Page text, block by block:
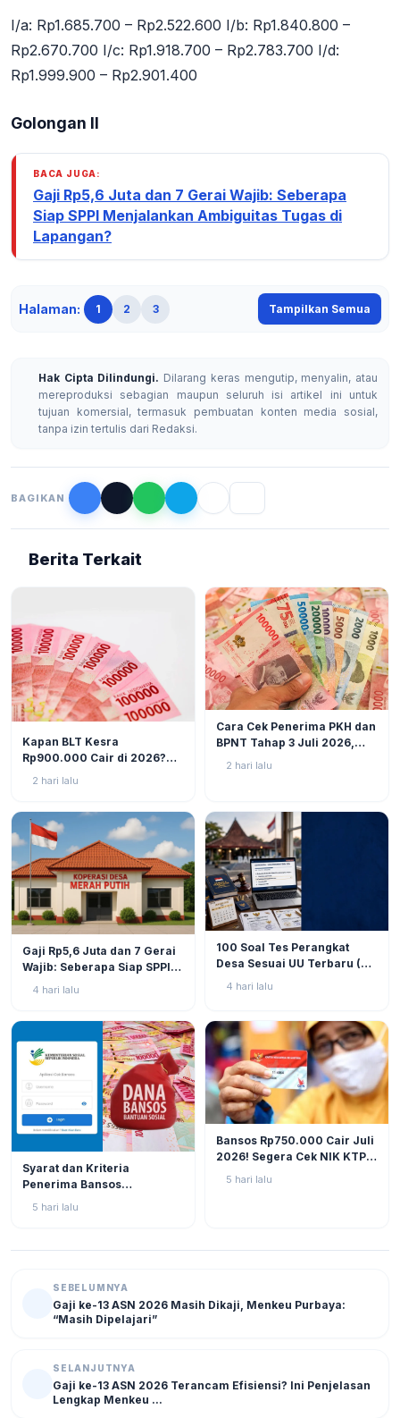
I/a: Rp1.685.700 – Rp2.522.600 I/b: Rp1.840.800 –
Rp2.670.700 I/c: Rp1.918.700 – Rp2.783.700 I/d:
Rp1.999.900 – Rp2.901.400
Golongan II
BACA JUGA:
Gaji Rp5,6 Juta dan 7 Gerai Wajib: Seberapa
Siap SPPI Menjalankan Ambiguitas Tugas di
Lapangan?
Halaman: 1 2 3 Tampilkan Semua
Hak Cipta Dilindungi. Dilarang keras mengutip, menyalin, atau
mereproduksi sebagian maupun seluruh isi artikel ini untuk
tujuan komersial, termasuk pembuatan konten media sosial,
tanpa izin tertulis dari Redaksi.
BAGIKAN
Berita Terkait
Kapan BLT Kesra
Rp900.000 Cair di 2026?
Simak Prediksi dan
2 hari lalu
Cara Cek Penerima PKH dan
BPNT Tahap 3 Juli 2026,
2 hari lalu
Gaji Rp5,6 Juta dan 7 Gerai
Wajib: Seberapa Siap SPPI
4 hari lalu
100 Soal Tes Perangkat
Desa Sesuai UU Terbaru (UU
No. 3 Tahun 2024 & PP No.
4 hari lalu
Syarat dan Kriteria
Penerima Bansos
5 hari lalu
Bansos Rp750.000 Cair Juli
2026! Segera Cek NIK KTP
5 hari lalu
SEBELUMNYA
Gaji ke-13 ASN 2026 Masih Dikaji, Menkeu Purbaya:
“Masih Dipelajari”
SELANJUTNYA
Gaji ke-13 ASN 2026 Terancam Efisiensi? Ini Penjelasan
Lengkap Menkeu ...